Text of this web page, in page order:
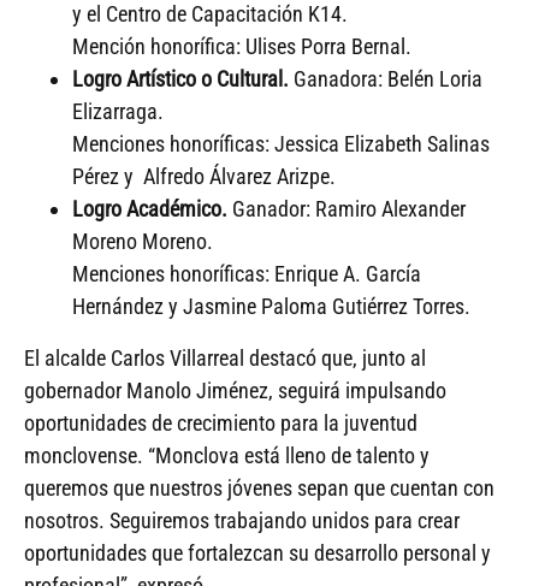
y el Centro de Capacitación K14.
Mención honorífica: Ulises Porra Bernal.
Logro Artístico o Cultural. Ganadora: Belén Loria
Elizarraga.
Menciones honoríficas: Jessica Elizabeth Salinas
Pérez y Alfredo Álvarez Arizpe.
Logro Académico. Ganador: Ramiro Alexander
Moreno Moreno.
Menciones honoríficas: Enrique A. García
Hernández y Jasmine Paloma Gutiérrez Torres.
El alcalde Carlos Villarreal destacó que, junto al
gobernador Manolo Jiménez, seguirá impulsando
oportunidades de crecimiento para la juventud
monclovense. “Monclova está lleno de talento y
queremos que nuestros jóvenes sepan que cuentan con
nosotros. Seguiremos trabajando unidos para crear
oportunidades que fortalezcan su desarrollo personal y